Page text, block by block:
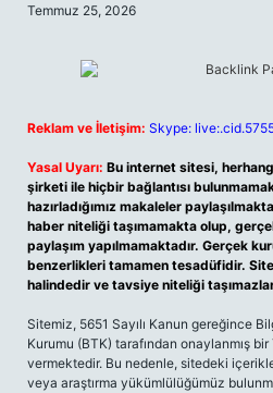
Temmuz 25, 2026
Reklam ve İletişim: Skype:
Yasal Uyarı: Bu internet sitesi,
şirketi ile hiçbir bağlantısı
hazırladığımız makaleler
haber niteliği taşımamakta olup,
paylaşım yapılmamaktadır. Gerçek
benzerlikleri tamamen tesadüfidir.
halindedir ve tavsiye niteliği
Sitemiz, 5651 Sayılı Kanun gereğince
Kurumu (BTK) tarafından onaylanmış
vermektedir. Bu nedenle, sitedeki
veya araştırma yükümlülüğümüz